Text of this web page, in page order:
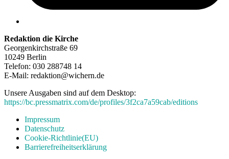
Redaktion die Kirche
Georgenkirchstraße 69
10249 Berlin
Telefon: 030 288748 14
E-Mail: redaktion@wichern.de
Unsere Ausgaben sind auf dem Desktop:
https://bc.pressmatrix.com/de/profiles/3f2ca7a59cab/editions
Impressum
Datenschutz
Cookie-Richtlinie(EU)
Barrierefreiheitserklärung